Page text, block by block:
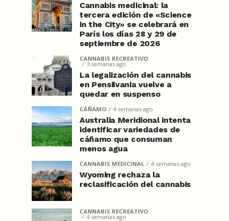
Cannabis medicinal: la
tercera edición de «Science
in the City» se celebrará en
París los días 28 y 29 de
septiembre de 2026
CANNABIS RECREATIVO
3 semanas ago
La legalización del cannabis
en Pensilvania vuelve a
quedar en suspenso
CÁÑAMO 4 semanas ago
Australia Meridional intenta
identificar variedades de
cáñamo que consuman
menos agua
CANNABIS MEDICINAL 4 semanas ago
Wyoming rechaza la
reclasificación del cannabis
CANNABIS RECREATIVO
4 semanas ago